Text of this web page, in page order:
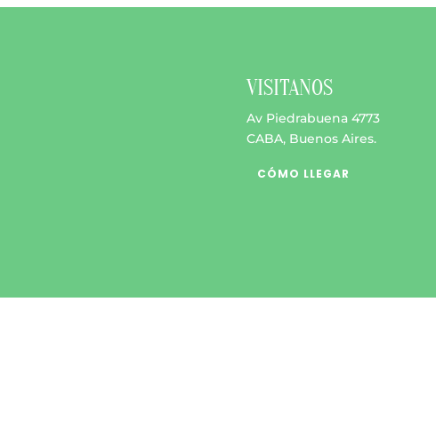
elegir
en
la
VISITANOS
Av Piedrabuena 4773
CABA, Buenos Aires.
CÓMO LLEGAR